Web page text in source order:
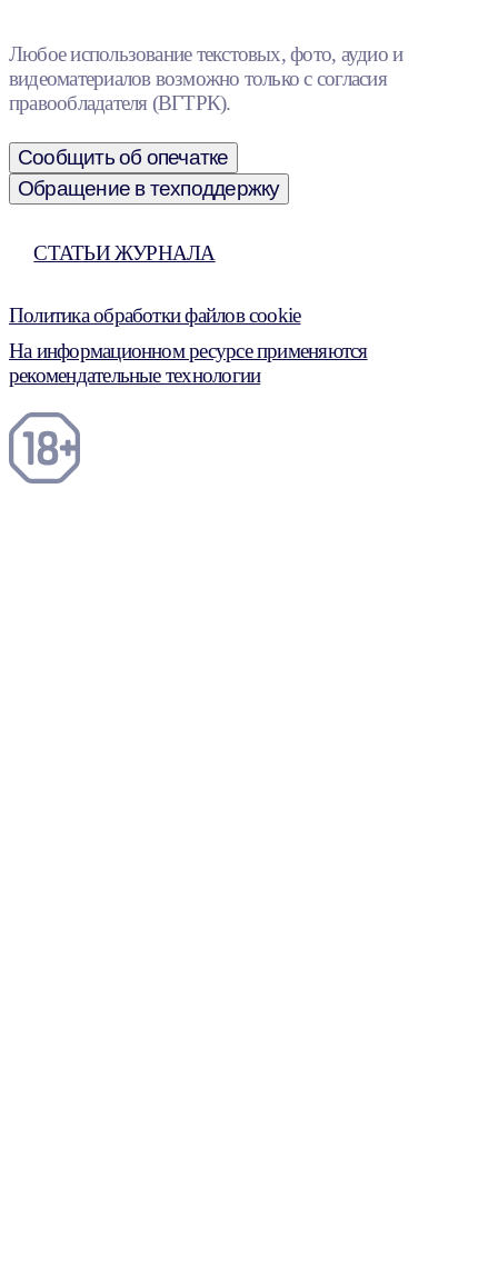
Любое использование текстовых, фото, аудио и
видеоматериалов возможно только с согласия
правообладателя (ВГТРК).
Сообщить об опечатке
Обращение в техподдержку
СТАТЬИ ЖУРНАЛА
Политика обработки файлов cookie
На информационном ресурсе применяются
рекомендательные технологии